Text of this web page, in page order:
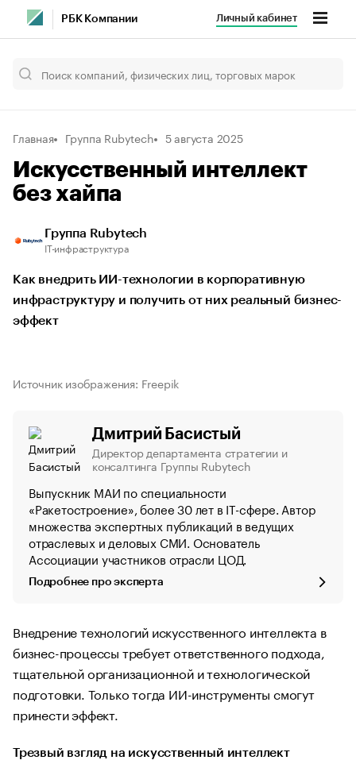
РБК Компании Личный кабинет
Главная Группа Rubytech 5 августа 2025
Искусственный интеллект
без хайпа
Группа Rubytech
IT-инфраструктура
Как внедрить ИИ-технологии в корпоративную
инфраструктуру и получить от них реальный бизнес-
эффект
Источник изображения: Freepik
Дмитрий Басистый
Директор департамента стратегии и
консалтинга Группы Rubytech
Выпускник МАИ по специальности
«Ракетостроение», более 30 лет в IT-сфере. Автор
множества экспертных публикаций в ведущих
отраслевых и деловых СМИ. Основатель
Ассоциации участников отрасли ЦОД.
Подробнее про эксперта
Внедрение технологий искусственного интеллекта в
бизнес-процессы требует ответственного подхода,
тщательной организационной и технологической
подготовки. Только тогда ИИ-инструменты смогут
принести эффект.
Трезвый взгляд на искусственный интеллект